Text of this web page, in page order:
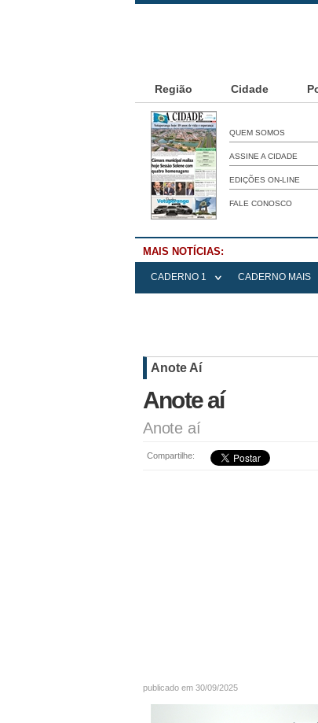
Região Cidade
QUEM SOMOS
ASSINE A CIDADE
EDIÇÕES ON-LINE
FALE CONOSCO
MAIS NOTÍCIAS:
CADERNO 1 CADERNO MAIS
Anote Aí
Anote aí
Anote aí
Compartilhe:
publicado em 30/09/2025